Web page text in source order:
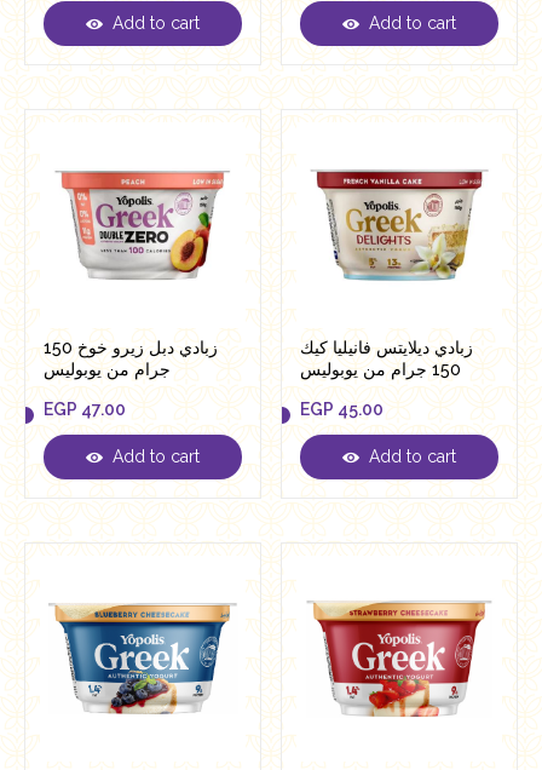
EGP 47.00Add to cart EGP 47.00Add to cart
زبادي دبل زيرو خوخ 150
جرام من يوبوليس
EGP 47.00
EGP 47.00
Add to cart
زبادي ديلايتس فانيليا كيك
150 جرام من يوبوليس
EGP 45.00
EGP 45.00
Add to cart